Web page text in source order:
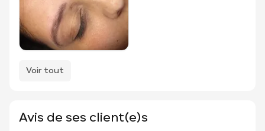
Voir tout
Avis de ses client(e)s